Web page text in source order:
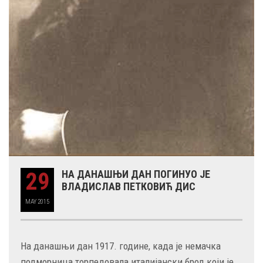
29
MAY 2015
НА ДАНАШЊИ ДАН ПОГИНУО ЈЕ
ВЛАДИСЛАВ ПЕТКОВИЋ ДИС
На данашњи дан 1917. године, када је немачка